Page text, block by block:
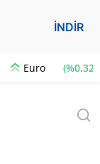
İNDİR
Euro (%0.32)